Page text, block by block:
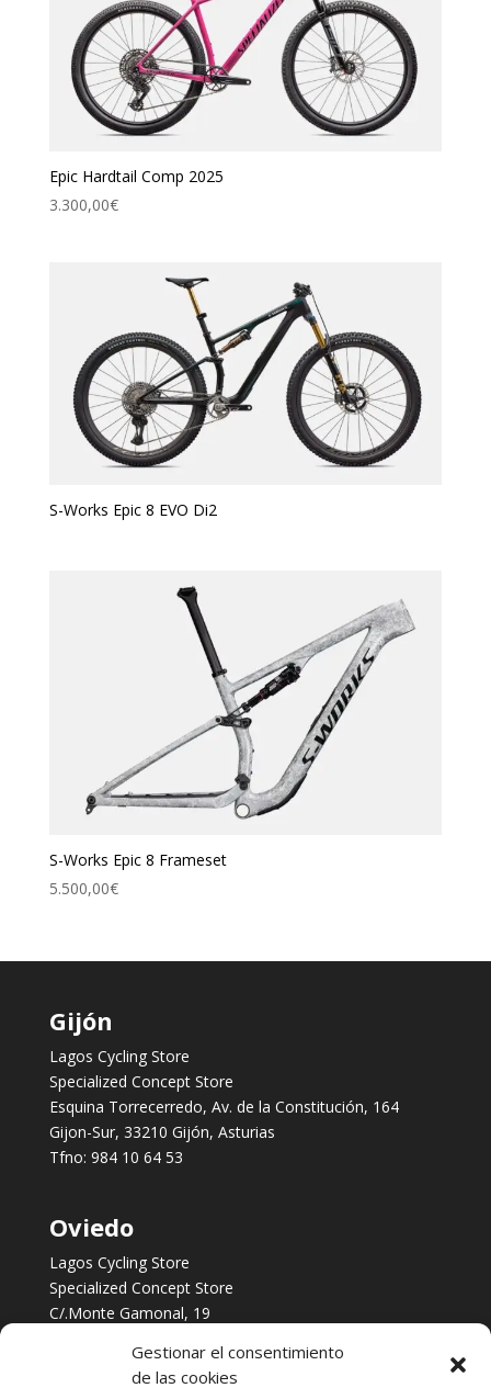
Gestionar el consentimiento
de las cookies
Epic Hardtail Comp 2025
3.300,00€
S-Works Epic 8 EVO Di2
S-Works Epic 8 Frameset
5.500,00€
Gijón
Lagos Cycling Store
Specialized Concept Store
Esquina Torrecerredo, Av. de la Constitución, 164
Gijon-Sur, 33210 Gijón, Asturias
Tfno: 984 10 64 53
Oviedo
Lagos Cycling Store
Specialized Concept Store
C/.Monte Gamonal, 19
984 253 422